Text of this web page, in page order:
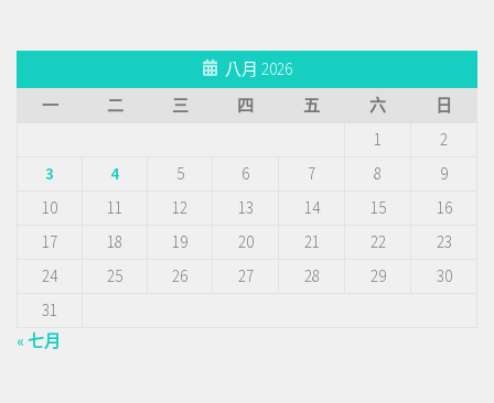
八月 2026
一
二 三 四 五 六
日
1
2
3
4 5 6 7 8
9
10
11 12 13 14 15
16
17
18 19 20 21 22
23
24
25 26 27 28 29
30
31
« 七月